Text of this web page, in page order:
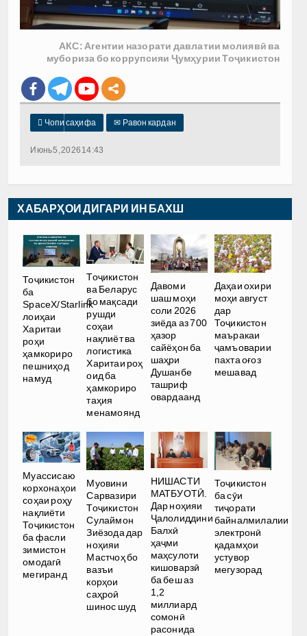
АКС: Агентии назорати давлатии молиявӣ ва
мубориза бо коррупсияи Ҷумҳурии Тоҷикистон
 Чопи саҳифа ✉ Равон кардан
Июнь 5, 2026 14:43
ХАБАРҲОИ ДИГАРИ ИН БАХШ
Тоҷикистон
ба
SpaceX/Starlink
лоиҳаи
Харитаи
роҳи
ҳамкориро
пешниҳод
намуд
Тоҷикистон
ва Беларус
бо мақсади
рушди
соҳаи
нақлиёт ва
логистика
Харитаи роҳ
оид ба
ҳамкориро
таҳия
менамоянд
Давоми
шаш моҳи
соли 2026
зиёда аз 700
ҳазор
сайёҳон ба
шаҳри
Душанбе
ташриф
овардаанд
Даҳаи охири
моҳи август
дар
Тоҷикистон
маъракаи
ҷамъоварии
пахта оғоз
мешавад
Муассисаю
корхонаҳои
соҳаи роҳу
нақлиёти
Тоҷикистон
ба фасли
зимистон
омодагӣ
мегиранд
Муовини
Сарвазири
Тоҷикистон
Сулаймон
Зиёзода дар
ноҳияи
Мастчоҳ бо
вазъи
корҳои
саҳроӣ
шинос шуд
НИШАСТИ
МАТБУОТӢ.
Дар ноҳияи
Ҷалолиддини
Балхӣ
ҳаҷми
маҳсулоти
кишоварзӣ
ба беш аз
1,2
миллиард
сомонӣ
расонида
Тоҷикистон
ба сӯи
тиҷорати
байналмилалии
электронӣ
қадамҳои
устувор
мегузорад